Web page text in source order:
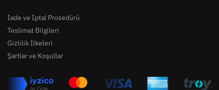
İade ve İptal Prosedürü
Teslimat Bilgileri
Gizlilik İlkeleri
Şartlar ve Koşullar